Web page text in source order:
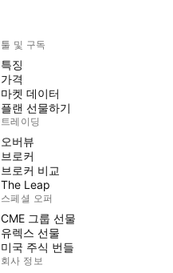
툴 및 구독
특징
가격
마켓 데이터
플랜 선물하기
트레이딩
오버뷰
브로커
브로커 비교
The Leap
스페셜 오퍼
CME 그룹 선물
유렉스 선물
미국 주식 번들
회사 정보